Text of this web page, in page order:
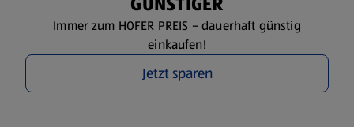
Immer zum HOFER PREIS – dauerhaft günstig
einkaufen!
Jetzt sparen